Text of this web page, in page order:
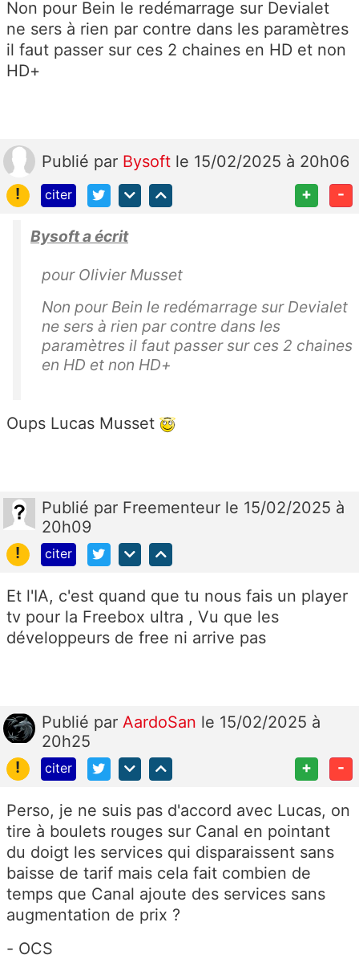
Non pour Bein le redémarrage sur Devialet
ne sers à rien par contre dans les paramètres
il faut passer sur ces 2 chaines en HD et non
HD+
Publié par Bysoft le 15/02/2025 à 20h06
!
citer + -
Bysoft a écrit
pour Olivier Musset
Non pour Bein le redémarrage sur Devialet
ne sers à rien par contre dans les
paramètres il faut passer sur ces 2 chaines
en HD et non HD+
Oups Lucas Musset
Publié par Freementeur le 15/02/2025 à
20h09
!
citer
Et l'IA, c'est quand que tu nous fais un player
tv pour la Freebox ultra , Vu que les
développeurs de free ni arrive pas
Publié par AardoSan le 15/02/2025 à
20h25
!
citer + -
Perso, je ne suis pas d'accord avec Lucas, on
tire à boulets rouges sur Canal en pointant
du doigt les services qui disparaissent sans
baisse de tarif mais cela fait combien de
temps que Canal ajoute des services sans
augmentation de prix ?
- OCS